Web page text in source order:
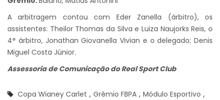
A arbitragem contou com Eder Zanella (árbitro), os
assistentes: Theilor Thomas da Silva e Luiza Naujorks Reis, o
4° árbitro, Jonathan Giovanella Vivian e o delegado; Denis
Miguel Costa Júnior.
Assessoria de Comunicação do Real Sport Club
Copa Wianey Carlet , Grêmio FBPA , Módulo Esportivo ,